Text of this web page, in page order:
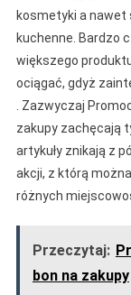
kosmetyki a nawet
kuchenne. Bardzo
większego
ociągać, gdyż
. Zazwyczaj
zakupy zachęcają
artykuły znikają z
akcji, z którą
różnych
Przeczytaj:
bon na zakupy